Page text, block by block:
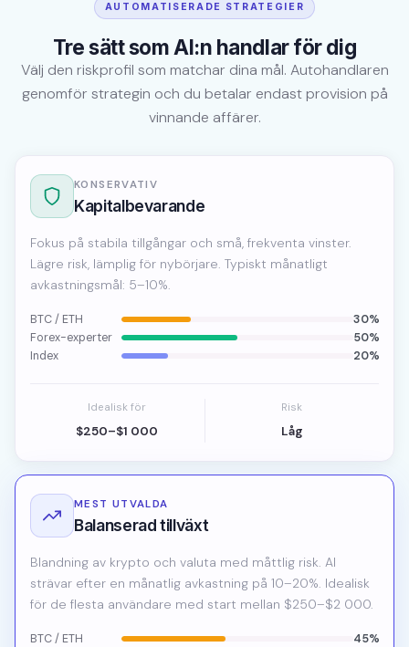
AUTOMATISERADE STRATEGIER
Tre sätt som AI:n handlar för dig
Välj den riskprofil som matchar dina mål. Autohandlaren
genomför strategin och du betalar endast provision på
vinnande affärer.
KONSERVATIV
Kapitalbevarande
Fokus på stabila tillgångar och små, frekventa vinster.
Lägre risk, lämplig för nybörjare. Typiskt månatligt
avkastningsmål: 5–10%.
BTC / ETH
30%
Forex-experter
50%
Index
20%
Idealisk för
$250–$1 000
Risk
Låg
MEST UTVALDA
Balanserad tillväxt
Blandning av krypto och valuta med måttlig risk. AI
strävar efter en månatlig avkastning på 10–20%. Idealisk
för de flesta användare med start mellan $250–$2 000.
BTC / ETH 45%